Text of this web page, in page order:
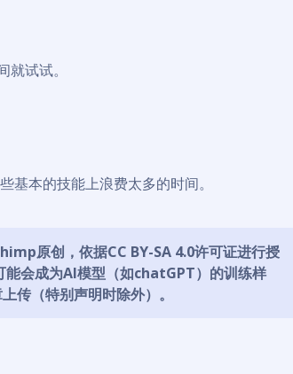
试试。
基本的技能上浪费太多的时间。
原创，依据CC BY-SA 4.0许可证进行授
能会成为AI模型（如chatGPT）的训练样
传（特别声明时除外）。